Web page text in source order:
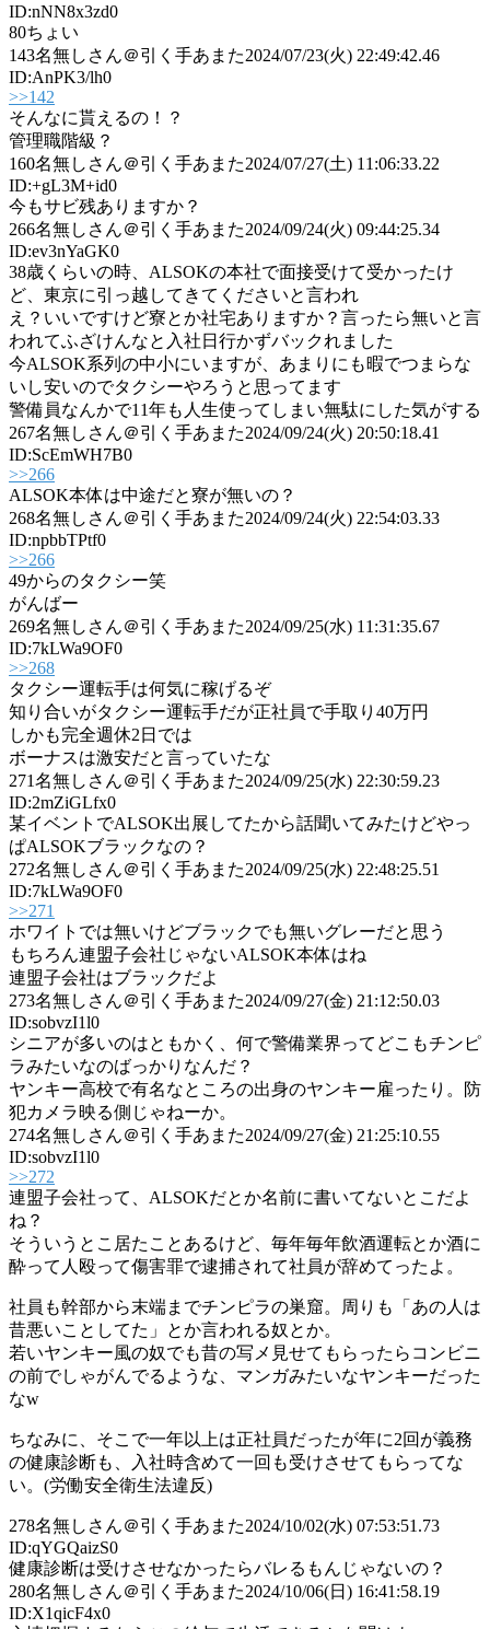
ID:nNN8x3zd0
80ちょい
143名無しさん＠引く手あまた2024/07/23(火) 22:49:42.46
ID:AnPK3/lh0
>>142
そんなに貰えるの！？
管理職階級？
160名無しさん＠引く手あまた2024/07/27(土) 11:06:33.22
ID:+gL3M+id0
今もサビ残ありますか？
266名無しさん＠引く手あまた2024/09/24(火) 09:44:25.34
ID:ev3nYaGK0
38歳くらいの時、ALSOKの本社で面接受けて受かったけ
ど、東京に引っ越してきてくださいと言われ
え？いいですけど寮とか社宅ありますか？言ったら無いと言
われてふざけんなと入社日行かずバックれました
今ALSOK系列の中小にいますが、あまりにも暇でつまらな
いし安いのでタクシーやろうと思ってます
警備員なんかで11年も人生使ってしまい無駄にした気がする
267名無しさん＠引く手あまた2024/09/24(火) 20:50:18.41
ID:ScEmWH7B0
>>266
ALSOK本体は中途だと寮が無いの？
268名無しさん＠引く手あまた2024/09/24(火) 22:54:03.33
ID:npbbTPtf0
>>266
49からのタクシー笑
がんばー
269名無しさん＠引く手あまた2024/09/25(水) 11:31:35.67
ID:7kLWa9OF0
>>268
タクシー運転手は何気に稼げるぞ
知り合いがタクシー運転手だが正社員で手取り40万円
しかも完全週休2日では
ボーナスは激安だと言っていたな
271名無しさん＠引く手あまた2024/09/25(水) 22:30:59.23
ID:2mZiGLfx0
某イベントでALSOK出展してたから話聞いてみたけどやっ
ぱALSOKブラックなの？
272名無しさん＠引く手あまた2024/09/25(水) 22:48:25.51
ID:7kLWa9OF0
>>271
ホワイトでは無いけどブラックでも無いグレーだと思う
もちろん連盟子会社じゃないALSOK本体はね
連盟子会社はブラックだよ
273名無しさん＠引く手あまた2024/09/27(金) 21:12:50.03
ID:sobvzI1l0
シニアが多いのはともかく、何で警備業界ってどこもチンピ
ラみたいなのばっかりなんだ？
ヤンキー高校で有名なところの出身のヤンキー雇ったり。防
犯カメラ映る側じゃねーか。
274名無しさん＠引く手あまた2024/09/27(金) 21:25:10.55
ID:sobvzI1l0
>>272
連盟子会社って、ALSOKだとか名前に書いてないとこだよ
ね？
そういうとこ居たことあるけど、毎年毎年飲酒運転とか酒に
酔って人殴って傷害罪で逮捕されて社員が辞めてったよ。
社員も幹部から末端までチンピラの巣窟。周りも「あの人は
昔悪いことしてた」とか言われる奴とか。
若いヤンキー風の奴でも昔の写メ見せてもらったらコンビニ
の前でしゃがんでるような、マンガみたいなヤンキーだった
なw
ちなみに、そこで一年以上は正社員だったが年に2回が義務
の健康診断も、入社時含めて一回も受けさせてもらってな
い。(労働安全衛生法違反)
278名無しさん＠引く手あまた2024/10/02(水) 07:53:51.73
ID:qYGQaizS0
健康診断は受けさせなかったらバレるもんじゃないの？
280名無しさん＠引く手あまた2024/10/06(日) 16:41:58.19
ID:X1qicF4x0